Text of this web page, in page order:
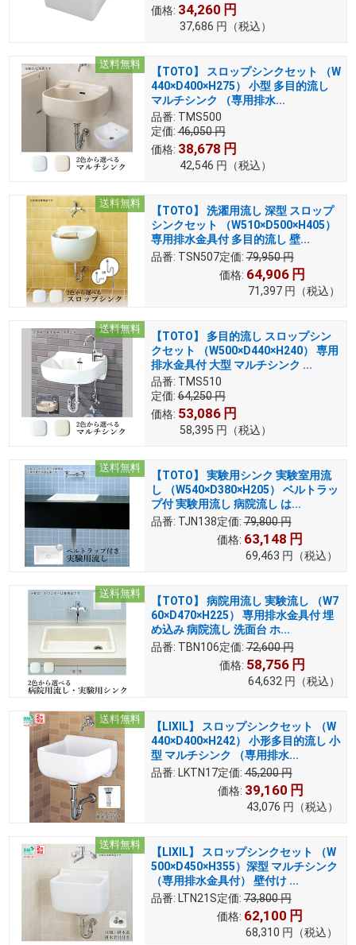
価格: 34,260 円
37,686 円 （税込）
送料無料
【TOTO】 スロップシンクセット （W
440×D400×H275） 小型 多目的流し
マルチシンク （専用排水...
品番: TMS500
定価: 46,050円
価格: 38,678 円
42,546 円 （税込）
送料無料
【TOTO】 洗濯用流し 深型 スロップ
シンクセット （W510×D500×H405）
専用排水金具付 多目的流し 壁...
品番: TSN507定価: 79,950円
価格: 64,906 円
71,397 円 （税込）
送料無料
【TOTO】 多目的流し スロップシン
クセット （W500×D440×H240） 専用
排水金具付 大型 マルチシンク ...
品番: TMS510
定価: 64,250円
価格: 53,086 円
58,395 円 （税込）
送料無料
【TOTO】 実験用シンク 実験室用流
し （W540×D380×H205） ベルトラッ
プ付 実験用流し 病院流し は...
品番: TJN138定価: 79,800円
価格: 63,148 円
69,463 円 （税込）
送料無料
【TOTO】 病院用流し 実験流し （W7
60×D470×H225） 専用排水金具付 埋
め込み 病院流し 洗面台 ホ...
品番: TBN106定価: 72,600円
価格: 58,756 円
64,632 円 （税込）
送料無料
【LIXIL】 スロップシンクセット （W
440×D400×H242） 小形多目的流し 小
型 マルチシンク （専用排水...
品番: LKTN17定価: 45,200円
価格: 39,160 円
43,076 円 （税込）
送料無料
【LIXIL】 スロップシンクセット （W
500×D450×H355）深型 マルチシンク
（専用排水金具付） 壁付け ...
品番: LTN21S定価: 73,800円
価格: 62,100 円
68,310 円 （税込）